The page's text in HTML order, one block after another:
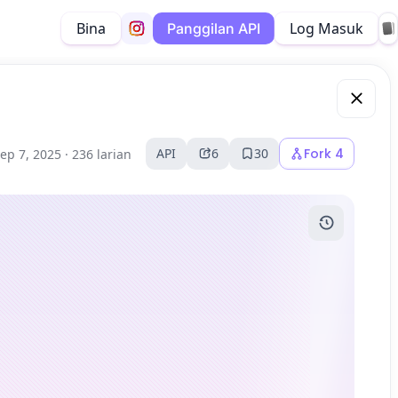
Bina Panggilan API Log Masuk
7, 2025 · 236 larian API 6 30 Fork 4